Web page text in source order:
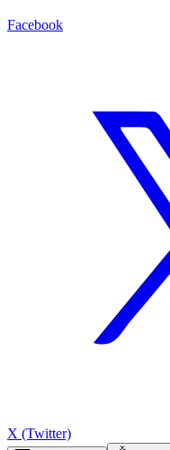
Facebook
X (Twitter)